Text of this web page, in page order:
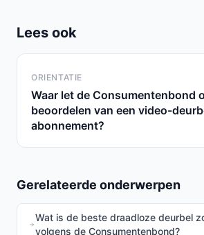
Lees ook
ORIENTATIE
Waar let de Consumentenbond
beoordelen van een video-
abonnement?
Gerelateerde onderwerpen
Wat is de beste draadloze deurbel
volgens de Consumentenbond?